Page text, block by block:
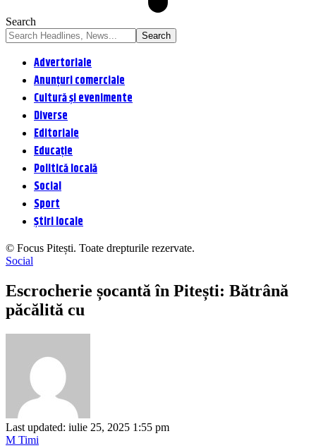
Search
Advertoriale
Anunțuri comerciale
Cultură și evenimente
Diverse
Editoriale
Educație
Politică locală
Social
Sport
Știri locale
© Focus Pitești. Toate drepturile rezervate.
Social
Escrocherie șocantă în Pitești: Bătrână
păcălită cu
Last updated: iulie 25, 2025 1:55 pm
M Timi